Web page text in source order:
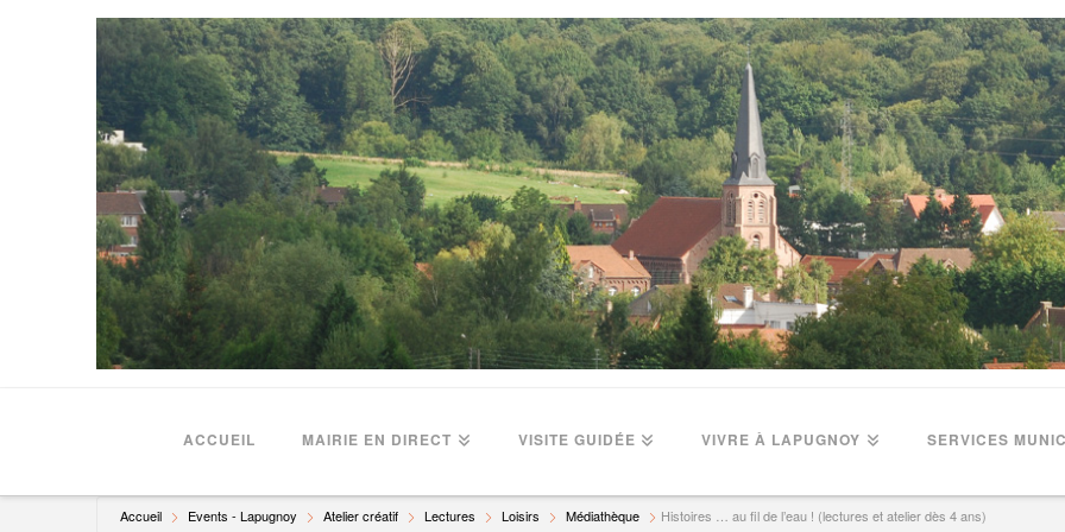
ACCUEIL MAIRIE EN DIRECT VISITE GUIDÉE VIVRE À LAPUGNOY SERVICES
Accueil Events - Lapugnoy Atelier créatif Lectures Loisirs Médiathèque Histoires … au fil de l’eau ! (lectures et atelier dès 4 ans)